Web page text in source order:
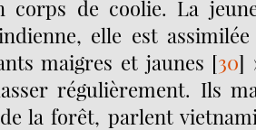
corps de coolie. La
elle est
maigres et jaunes [30]
régulièrement. Ils
la forêt, parlent